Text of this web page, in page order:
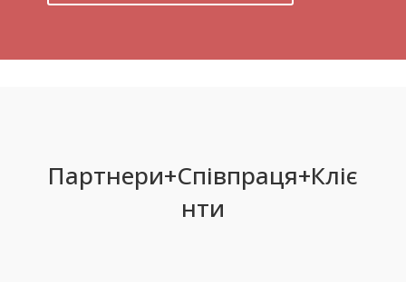
Партнери+Співпраця+Кліє
нти